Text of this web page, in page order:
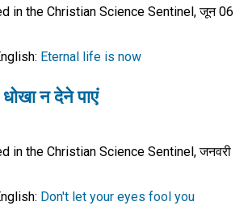
in the Christian Science Sentinel, जून 06
Eternal life is now
न देने पाएं
in the Christian Science Sentinel, जनवरी
Don't let your eyes fool you